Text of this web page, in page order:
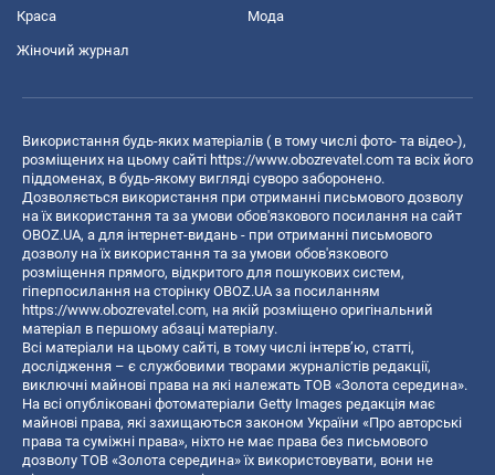
Краса Мода
Жіночий журнал
Використання будь-яких матеріалів ( в тому числі фото- та відео-),
розміщених на цьому сайті https://www.obozrevatel.com та всіх його
піддоменах, в будь-якому вигляді суворо заборонено.
Дозволяється використання при отриманні письмового дозволу
на їх використання та за умови обов'язкового посилання на сайт
OBOZ.UA, а для інтернет-видань - при отриманні письмового
дозволу на їх використання та за умови обов'язкового
розміщення прямого, відкритого для пошукових систем,
гіперпосилання на сторінку OBOZ.UA за посиланням
https://www.obozrevatel.com, на якій розміщено оригінальний
матеріал в першому абзаці матеріалу.
Всі матеріали на цьому сайті, в тому числі інтерв’ю, статті,
дослідження – є службовими творами журналістів редакції,
виключні майнові права на які належать ТОВ «Золота середина».
На всі опубліковані фотоматеріали Getty Images редакція має
майнові права, які захищаються законом України «Про авторські
права та суміжні права», ніхто не має права без письмового
дозволу ТОВ «Золота середина» їх використовувати, вони не